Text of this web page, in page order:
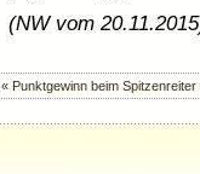
(NW vom
« Punktgewinn beim